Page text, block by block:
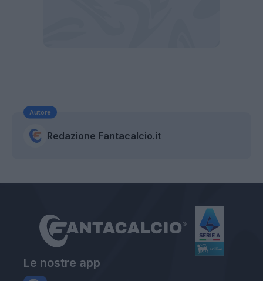
Autore
Redazione Fantacalcio.it
Le nostre app